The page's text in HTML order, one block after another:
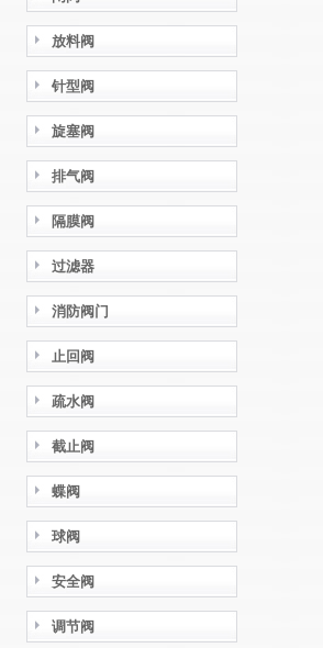
放料阀
针型阀
旋塞阀
排气阀
隔膜阀
过滤器
消防阀门
止回阀
疏水阀
截止阀
蝶阀
球阀
安全阀
调节阀